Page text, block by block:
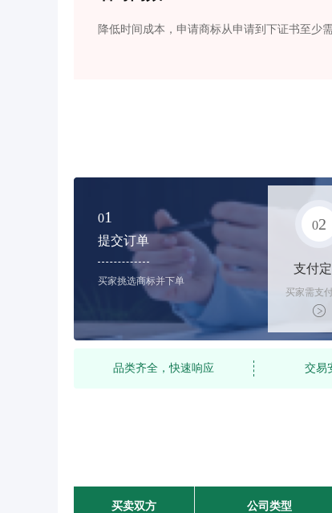
降低时间成本，申请商标从申请到下证书至少
01
提交订单
买家挑选商标并下单
02
支付
买家需支
标价的
买订金
品类齐全，快速响应 交易
买卖双方 公司类型